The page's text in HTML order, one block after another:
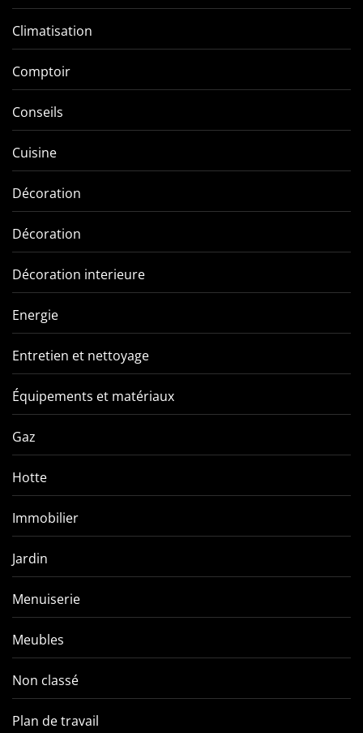
Climatisation
Comptoir
Conseils
Cuisine
Décoration
Décoration
Décoration interieure
Energie
Entretien et nettoyage
Équipements et matériaux
Gaz
Hotte
Immobilier
Jardin
Menuiserie
Meubles
Non classé
Plan de travail